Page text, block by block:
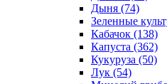
Дыня (74)
Зеленные
Кабачок (138)
Капуста (362)
Кукуруза (50)
Лук (54)